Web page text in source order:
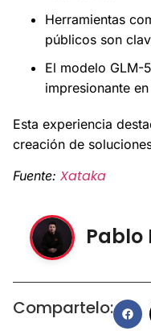
Herramientas
públicos son
El modelo GLM-
impresionante
Esta experiencia
creación de
Fuente: Xataka
Pablo
Compartelo: